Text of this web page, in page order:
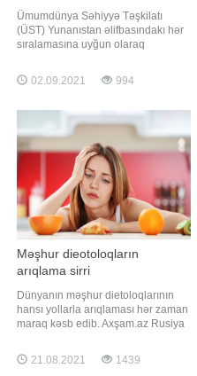
Ümumdünya Səhiyyə Təşkilatı
(ÜST) Yunanıstan əlifbasındakı hər
sıralamasına uyğun olaraq
gəlinən koronavirusun yeni
ştammını (B.1.621) "Mu" adlandırıb.
barədə ölkənin Səhiyyə Nazirliyi
məlumat yayıb. May ayından
etibarən Domikanı
02.09.2021 994
Məşhur dieotoloqların
arıqlama sirri
Dünyanın məşhur dietoloqlarının
hansı yollarla arıqlaması hər zaman
maraq kəsb edib. Axşam.az Rusiya
dietoloqların arıqlama üsulunu
təqdim edir:. Ekspert-dietoloq Yuliya
21.08.2021 1439